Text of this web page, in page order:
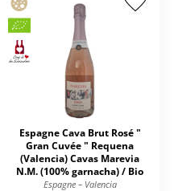
Espagne Cava Brut Rosé "
Gran Cuvée " Requena
(Valencia) Cavas Marevia
N.M. (100% garnacha) / Bio
Espagne – Valencia